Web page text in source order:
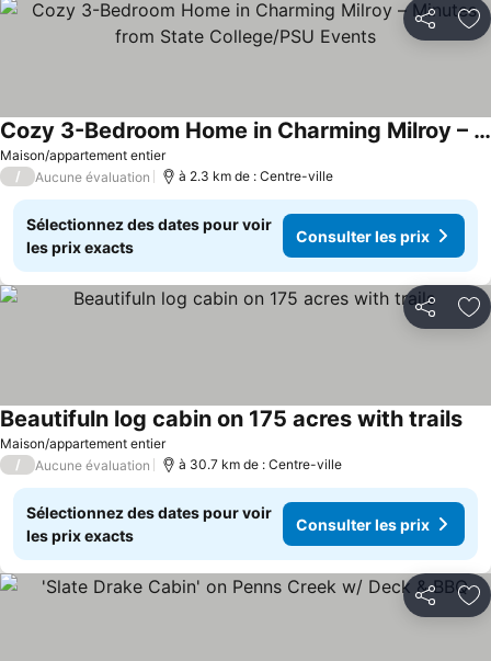
Partager
Maison/appartement entier
Cozy 3-Bedroom Home in Charming Milroy – Minutes from State College/PSU Events
Consulter les prix
/ Aucune évaluation à 2.3 km de : Centre-ville
Sélectionnez des dates pour voir
les prix exacts
Consulter les prix
Partager
Maison/appartement entier
Beautifuln log cabin on 175 acres with trails
/ Aucune évaluation à 30.7 km de : Centre-ville
Sélectionnez des dates pour voir
les prix exacts
Consulter les prix
Partager